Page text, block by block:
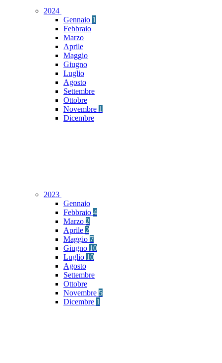
2024
Gennaio 1
Febbraio
Marzo
Aprile
Maggio
Giugno
Luglio
Agosto
Settembre
Ottobre
Novembre 1
Dicembre
2023
Gennaio
Febbraio 4
Marzo 2
Aprile 2
Maggio 7
Giugno 10
Luglio 10
Agosto
Settembre
Ottobre
Novembre 5
Dicembre 1